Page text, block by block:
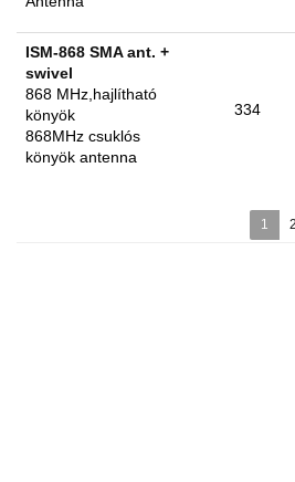
ISM-868 SMA ant. +
swivel
868 MHz,hajlítható
könyök
868MHz csuklós
könyök antenna
334
1 2